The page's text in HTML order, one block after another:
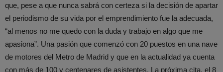
que, pese a que nunca sabrá con certeza si la decisión de apartar
el periodismo de su vida por el emprendimiento fue la adecuada,
“al menos no me quedo con la duda y trabajo en algo que me
apasiona”. Una pasión que comenzó con 20 puestos en una nave
de motores del Metro de Madrid y que en la actualidad ya cuenta
con más de 100 y centenares de asistentes. La próxima cita, el 8